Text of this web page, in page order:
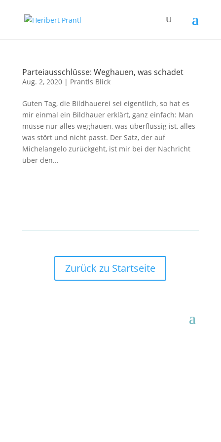
Parteiausschlüsse: Weghauen, was schadet
Aug. 2, 2020| Prantls Blick
Guten Tag, die Bildhauerei sei eigentlich, so hat es
mir einmal ein Bildhauer erklärt, ganz einfach: Man
müsse nur alles weghauen, was überflüssig ist, alles
was stört und nicht passt. Der Satz, der auf
Michelangelo zurückgeht, ist mir bei der Nachricht
über den...
Zurück zu Startseite